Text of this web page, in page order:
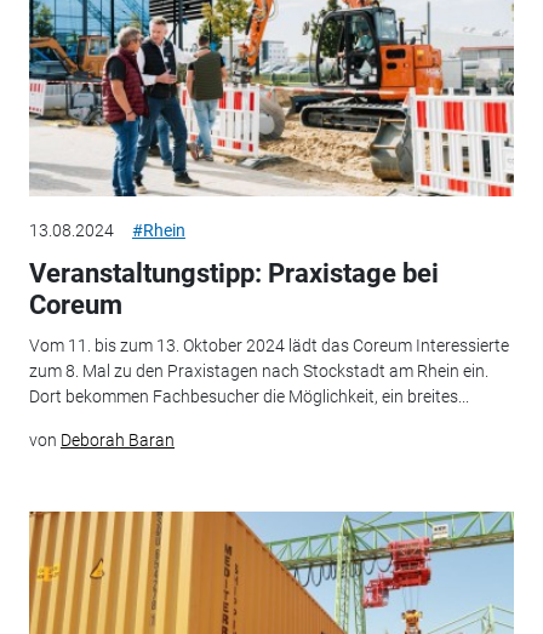
13.08.2024 #Rhein
Veranstaltungstipp: Praxistage bei
Coreum
Vom 11. bis zum 13. Oktober 2024 lädt das Coreum Interessierte
zum 8. Mal zu den Praxistagen nach Stockstadt am Rhein ein.
Dort bekommen Fachbesucher die Möglichkeit, ein breites...
von Deborah Baran